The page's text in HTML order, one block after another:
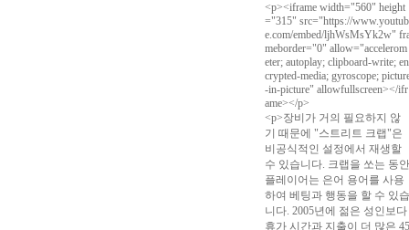
<p><iframe width="560" height
="315" src="https://www.youtub
e.com/embed/ljhWsMsYk2w"
meborder="0" allow="accelerom
eter; autoplay; clipboard-write; en
crypted-media; gyroscope;
-in-picture" allowfullscreen></ifr
ame></p>
<p>장비가 거의 필요하지 않
기 때문에 "스트리트 크랩"은
비공식적인 설정에서 재생할
수 있습니다. 크랩을 쏘는 동안
플레이어는 은어 용어를 사용
하여 베팅과 행동을 할 수 있습
니다. 2005년에 젊은 성인보다
휴가 시간과 지출이 더 많은 45